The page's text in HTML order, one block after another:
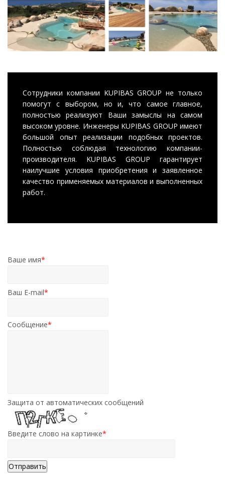
Сотрудники компании KUPIBAS GROUP не только
помогут с выбором, но и, что самое главное,
полностью реализуют Ваши замыслы на самом
высоком уровне. Инженеры KUPIBAS GROUP имеют
большой опыт реализации подобных проектов.
Полностью соблюдая технологию компании-
производителя. KUPIBAS GROUP гарантирует
наилучшие условия приобретения и заявленное
качество применяемых материалов и выполненных
работ.
Ваше имя*
Ваш E-mail*
Сообщение*
Защита от автоматических сообщений
Введите слово на картинке*